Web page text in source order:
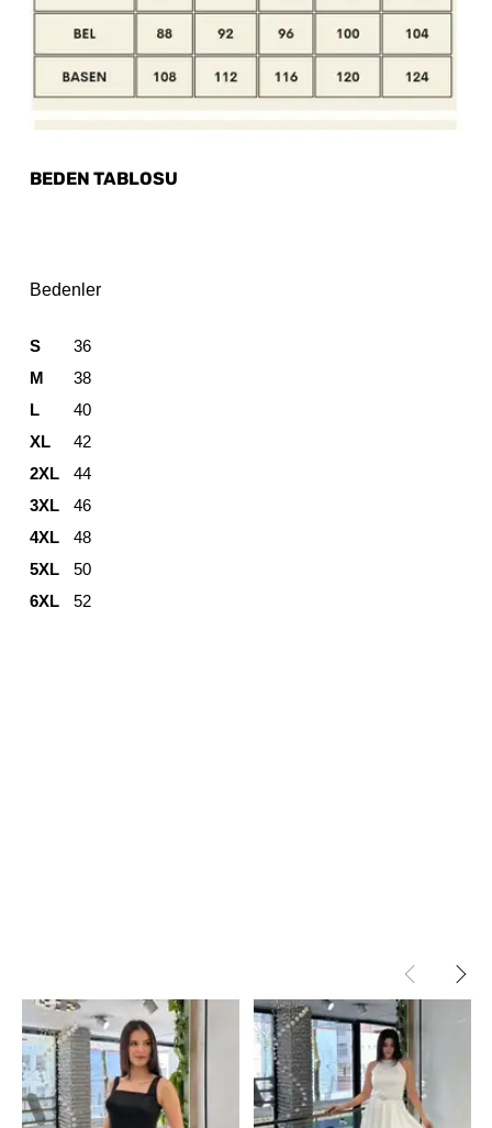
BEDEN TABLOSU
Bedenler
S
36
M
38
L
40
XL
42
2XL
44
3XL
46
4XL
48
5XL
50
6XL
52